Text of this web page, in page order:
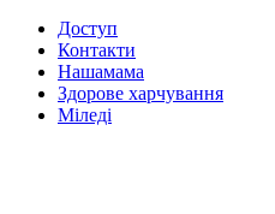
Доступ
Контакти
Нашамама
Здорове харчування
Міледі